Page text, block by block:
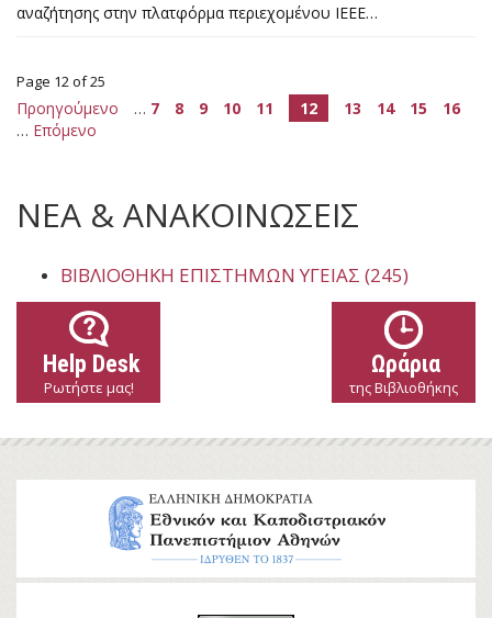
αναζήτησης στην πλατφόρμα περιεχομένου IEEE…
Page 12 of 25
Προηγούμενο … 7 8 9 10 11 12 13 14 15
16
… Επόμενο
ΝΕΑ & ΑΝΑΚΟΙΝΩΣΕΙΣ
ΒΙΒΛΙΟΘΉΚΗ ΕΠΙΣΤΗΜΏΝ ΥΓΕΊΑΣ (245)
Help Desk
Ρωτήστε μας!
Ωράρια
της Βιβλιοθήκης